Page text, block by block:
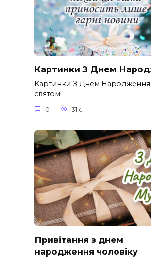
Картинки З Днем
Картинки З Днем Народження
святом!
0 31к.
Привітання з днем
народження чоловіку